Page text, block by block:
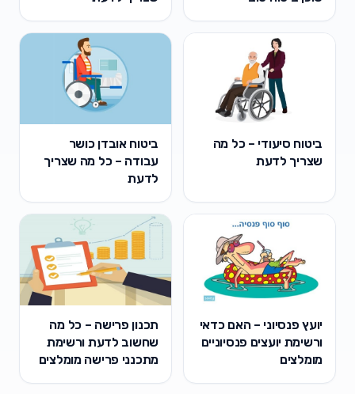
ביטוח סיעודי – כל מה
שצריך לדעת
ביטוח אובדן כושר
עבודה – כל מה שצריך
לדעת
יועץ פנסיוני – האם כדאי
ורשימת יועצים פנסיוניים
מומלצים
תכנון פרישה – כל מה
שחשוב לדעת ורשימת
מתכנני פרישה מומלצים